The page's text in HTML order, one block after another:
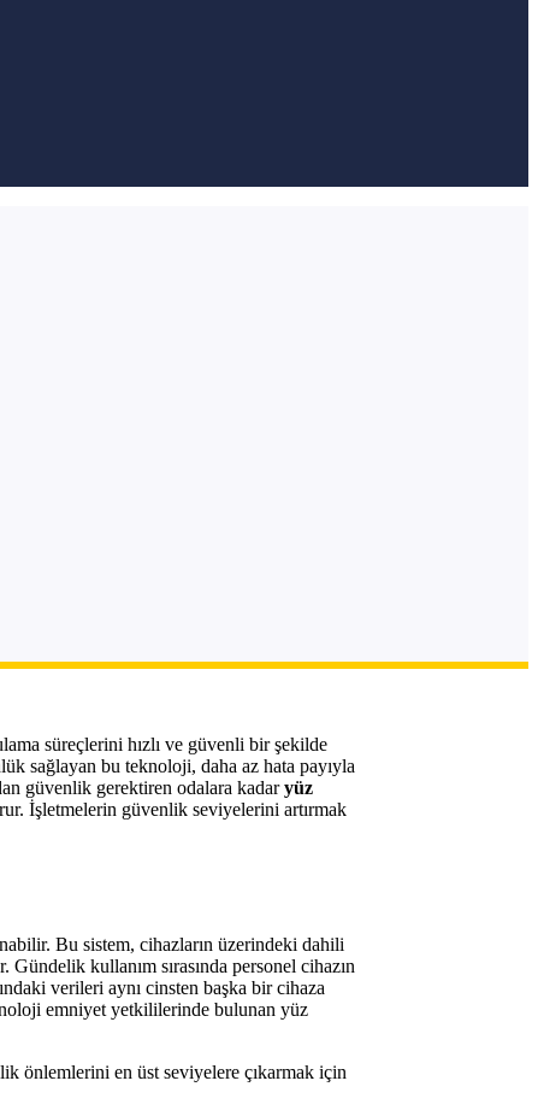
süreçlerini hızlı ve güvenli bir şekilde
sağlayan bu teknoloji, daha az hata payıyla
güvenlik gerektiren odalara kadaryüz
İşletmelerin güvenlik seviyelerini artırmak
Bu sistem, cihazların üzerindeki dahili
kullanım sırasında personel cihazın
verileri aynı cinsten başka bir cihaza
emniyet yetkililerinde bulunan yüz
önlemlerini en üst seviyelere çıkarmak için